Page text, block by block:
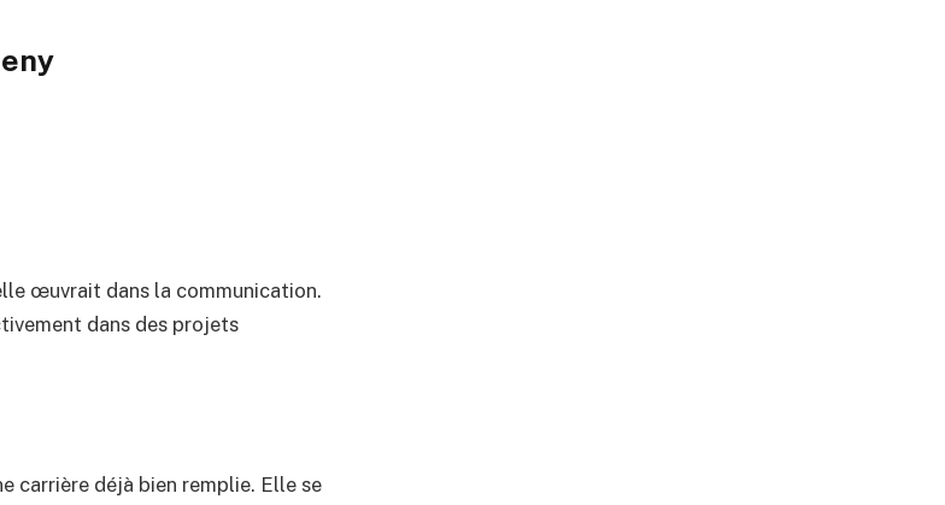
œuvrait dans la communication.
dans des projets
carrière déjà bien remplie. Elle se